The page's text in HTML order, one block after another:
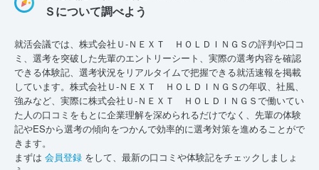
Ｓについて調べよう
就活会議では、株式会社Ｕ‐ＮＥＸＴ ＨＯＬＤＩＮＧＳの評判や口コ
ミ、選考を突破した先輩のエントリーシート、実際の選考内容を確認
できる体験記、選考状況をリアルタイムで把握できる就活速報を掲載
しています。株式会社Ｕ‐ＮＥＸＴ ＨＯＬＤＩＮＧＳの年収、社風、
強みなど、実際に株式会社Ｕ‐ＮＥＸＴ ＨＯＬＤＩＮＧＳで働いてい
た人の口コミをもとに企業理解を深められるだけでなく、先輩の体験
記やESから選考の傾向をつかんで効率的に選考対策を進めることがで
きます。
まずは 会員登録 をして、最新の口コミや体験記をチェックしましょ